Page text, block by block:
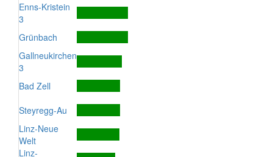
Enns-Kristein
3
Grünbach
Gallneukirchen
3
Bad Zell
Steyregg-Au
Linz-Neue
Welt
Linz-